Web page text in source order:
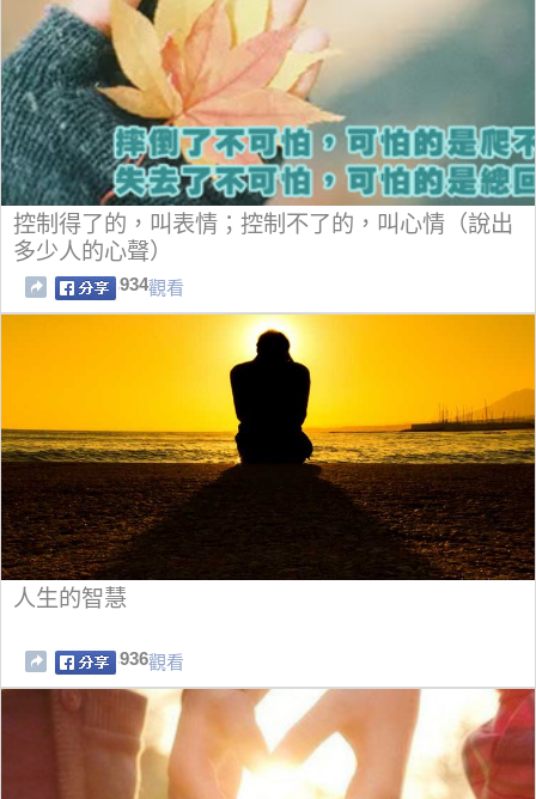
控制得了的，叫表情；控制不了的，叫心情（說出
多少人的心聲）
934觀看
人生的智慧
936觀看